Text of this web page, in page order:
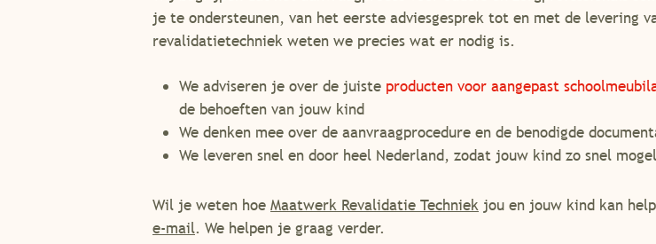
je te ondersteunen, van het eerste adviesgesprek tot en met de levering
revalidatietechniek weten we precies wat er nodig is.
We adviseren je over de juiste producten voor aangepast
de behoeften van jouw kind
We denken mee over de aanvraagprocedure en de benodigde
We leveren snel en door heel Nederland, zodat jouw kind zo snel
Wil je weten hoe Maatwerk Revalidatie Techniek jou en jouw kind kan
e-mail. We helpen je graag verder.